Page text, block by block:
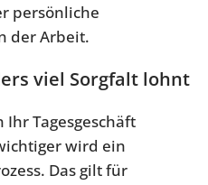
persönliche
der Arbeit.
viel Sorgfalt lohnt
Ihr Tagesgeschäft
wird ein
Das gilt für